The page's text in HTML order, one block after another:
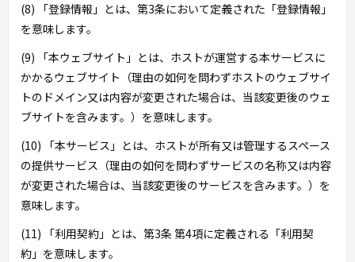
(8) 「登録情報」とは、第3条において定義された「登録情報」
を意味します。
(9) 「本ウェブサイト」とは、ホストが運営する本サービスに
かかるウェブサイト（理由の如何を問わずホストのウェブサイ
トのドメイン又は内容が変更された場合は、当該変更後のウェ
ブサイトを含みます。）を意味します。
(10) 「本サービス」とは、ホストが所有又は管理するスペース
の提供サービス（理由の如何を問わずサービスの名称又は内容
が変更された場合は、当該変更後のサービスを含みます。）を
意味します。
(11) 「利用契約」とは、第3条 第4項に定義される「利用契
約」を意味します。